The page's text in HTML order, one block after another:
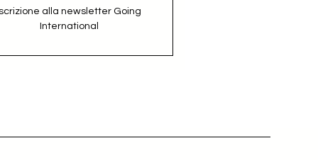
alla newsletter Going
International